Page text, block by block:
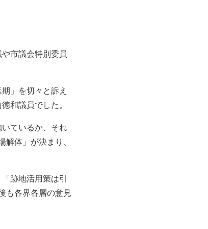
市議会特別委員
」を切々と訴え
和議員でした。
ているか、それ
体」が決まり、
跡地活用策は引
も各界各層の意見